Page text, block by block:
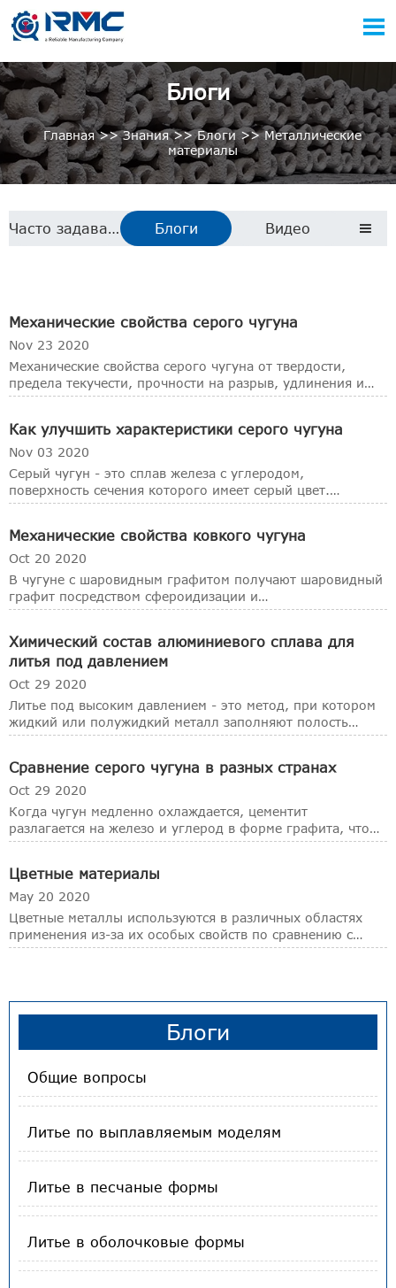

Блоги
Главная>>Знания>>Блоги>>Металлические
материалы
Часто задаваемые вопросы Блоги Видео 
Механические свойства серого чугуна
Nov 23 2020
Механические свойства серого чугуна от твердости,
предела текучести, прочности на разрыв, удлинения и
других механических свойств.
Как улучшить характеристики серого чугуна
Nov 03 2020
Серый чугун - это сплав железа с углеродом,
поверхность сечения которого имеет серый цвет.
Благодаря контролю состава и процесса затвердевания
Металлографическая структура серого чугуна в основном
состо
Механические свойства ковкого чугуна
Oct 20 2020
В чугуне с шаровидным графитом получают шаровидный
графит посредством сфероидизации и
модифицирования, что эффективно улучшает
ударную вязкость, с тем, чтобы получить более высокую
прочность, чем углер
Химический состав алюминиевого сплава для
литья под давлением
Oct 29 2020
Литье под высоким давлением - это метод, при котором
жидкий или полужидкий металл заполняют полость
формы для литья под давлением с высокой скоростью
давлением для получения отливок.
Сравнение серого чугуна в разных странах
Oct 29 2020
Когда чугун медленно охлаждается, цементит
разлагается на железо и углерод в форме графита, что
называется графитизацией.
Цветные материалы
May 20 2020
Цветные металлы используются в различных областях
применения из-за их особых свойств по сравнению с
ферросплавами, несмотря на их обычно высокую
старен
Блоги
Общие вопросы
Литье по выплавляемым моделям
Литье в песчаные формы
Литье в оболочковые формы